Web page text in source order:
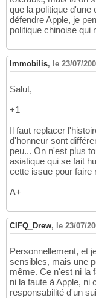
que la politique
défendre Apple, je
politique chinoise qui
Immobilis, le 23/07/
Salut,
+1
Il faut replacer
d'honneur sont
peu... On n'est plus
asiatique qui se fait
cette issue pour faire
A+
CIFQ_Drew, le 23/07/
Personnellement, et
sensibles, mais une
même. Ce n'est ni la
ni la faute à Apple, ni
responsabilité d'un